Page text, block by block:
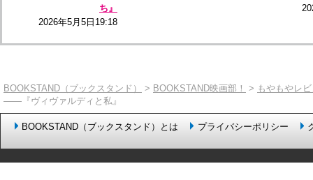
ち』
2026年5月5日19:18
BOOKSTAND（ブックスタンド） > BOOKSTAND映画部！ > もやもやレ
――『ヴィヴァルディと私』
BOOKSTAND（ブックスタンド）とは プライバシーポリシー